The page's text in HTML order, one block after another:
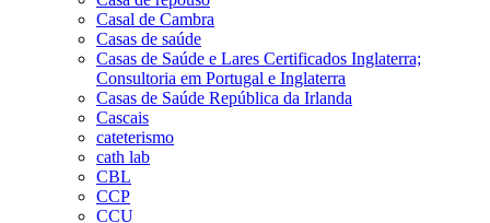
Casal de Cambra
Casas de saúde
Casas de Saúde e Lares Certificados Inglaterra;
Consultoria em Portugal e Inglaterra
Casas de Saúde República da Irlanda
Cascais
cateterismo
cath lab
CBL
CCP
CCU